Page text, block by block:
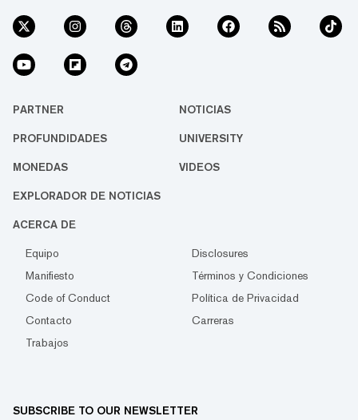
PARTNER NOTICIAS
PROFUNDIDADES UNIVERSITY
MONEDAS VIDEOS
EXPLORADOR DE NOTICIAS
ACERCA DE
Equipo
Disclosures
Manifiesto
Términos y Condiciones
Code of Conduct
Política de Privacidad
Contacto
Carreras
Trabajos
SUBSCRIBE TO OUR NEWSLETTER